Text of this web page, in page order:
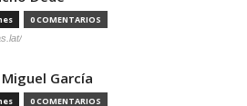
0 COMENTARIOS
García
0 COMENTARIOS